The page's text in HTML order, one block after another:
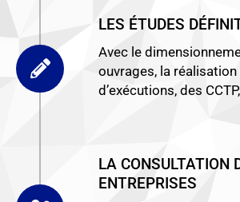
LES ÉTUDES
Avec le
ouvrages, la
d’exécutions, des
LA CONSULTATION
ENTREPRISES